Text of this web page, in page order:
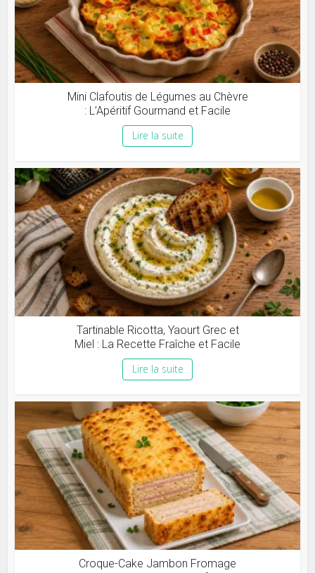
Mini Clafoutis de Légumes au Chèvre
: L’Apéritif Gourmand et Facile
Lire la suite
Tartinable Ricotta, Yaourt Grec et
Miel : La Recette Fraîche et Facile
Lire la suite
Croque-Cake Jambon Fromage